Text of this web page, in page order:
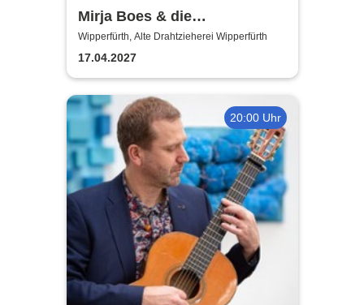
Mirja Boes & die
HonkeyDonkeys - carpfe
diem!
Wipperfürth, Alte Drahtzieherei Wipperfürth
17.04.2027
20:00 Uhr